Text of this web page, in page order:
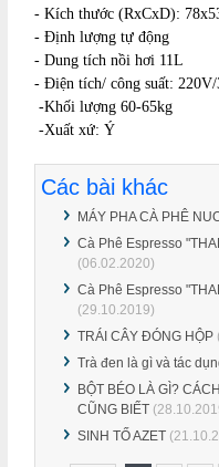
- Kích thước (RxCxD):
- Định lượng tự động
- Dung tích nồi hơi 11L
- Điện tích/ công suất: 220V/
-Khối lượng 60-65kg
-Xuất xứ: Ý
Các bài khác
MÁY PHA CÀ PHÊ
Cà Phê Espresso
(06.02.2020)
Cà Phê Espresso
(29.10.2019)
TRÁI CÂY ĐÓNG HỘP
Trà đen là gì và tác
BỘT BÉO LÀ GÌ?
CŨNG BIẾT
SINH TỐ AZET